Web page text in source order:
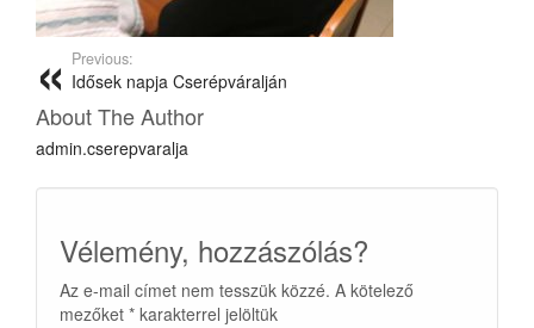
Previous:
Idősek napja Cserépváralján
About The Author
admin.cserepvaralja
Vélemény, hozzászólás?
Az e-mail címet nem tesszük közzé. A kötelező
mezőket * karakterrel jelöltük